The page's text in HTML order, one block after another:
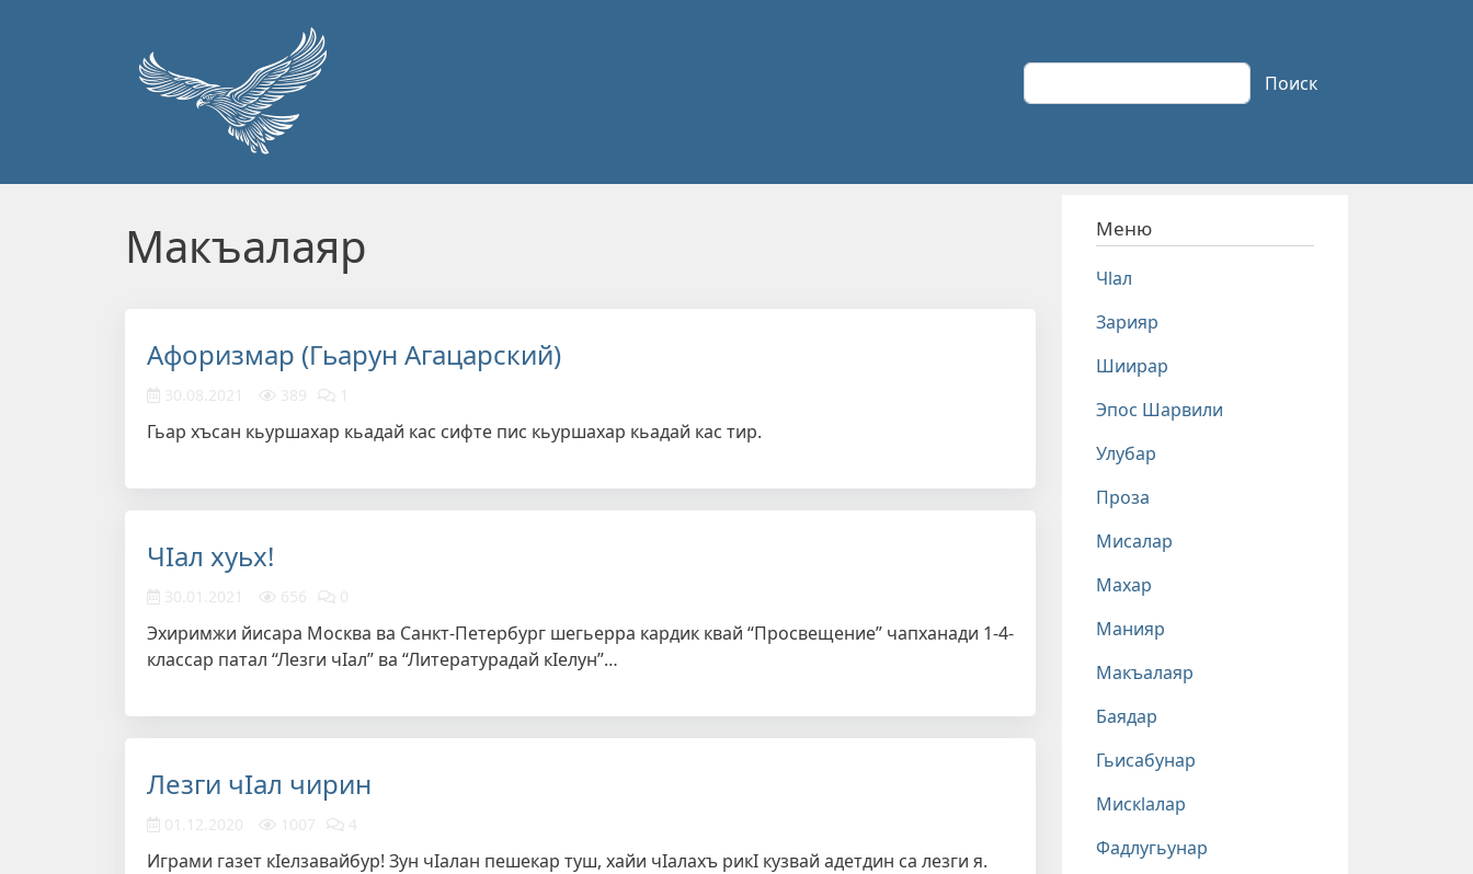
Поиск Поиск
Макъалаяр
Афоризмар (Гьарун Агацарский)
30.08.2021 389 1
Гьар хъсан кьуршахар кьадай кас сифте пис кьуршахар кьадай кас тир.
ЧIал хуьх!
30.01.2021 656 0
Эхиримжи йисара Москва ва Санкт-Петербург шегьерра кардик квай “Просвещение” чапханади 1-4-
классар патал “Лезги чIал” ва “Литературадай кIелун”…
Лезги чIал чирин
01.12.2020 1007 4
Играми газет кIелзавайбур! Зун чIалан пешекар туш, хайи чIалахъ рикI кузвай адетдин са лезги я.
Меню
Чlал
Зарияр
Шиирар
Эпос Шарвили
Улубар
Проза
Мисалар
Махар
Манияр
Макъалаяр
Баядар
Гьисабунар
Мискlалар
Фадлугьунар